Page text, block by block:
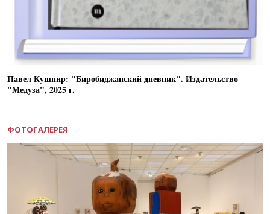
Павел Кушнир: "Биробиджанский дневник". Издательство
"Медуза", 2025 г.
ФОТОГАЛЕРЕЯ